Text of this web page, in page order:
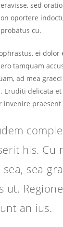
sed
oportere
cu.
ei dolor
tamquam
ad mea
Eruditi delicata et
invenire praesent
his. Cu
sea
ut. Regione
an ius.